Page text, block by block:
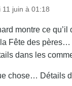
11 juin à 01:18
montre ce qu’il
Fête des pères…
dans les
chose… Détails